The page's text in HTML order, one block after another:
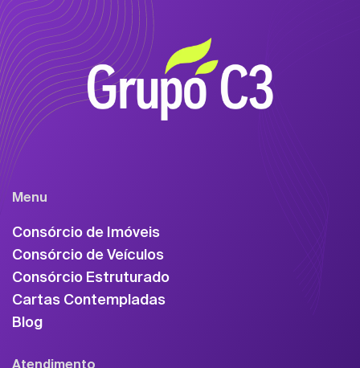
Menu
Consórcio de Imóveis
Consórcio de Veículos
Consórcio Estruturado
Cartas Contempladas
Blog
Atendimento